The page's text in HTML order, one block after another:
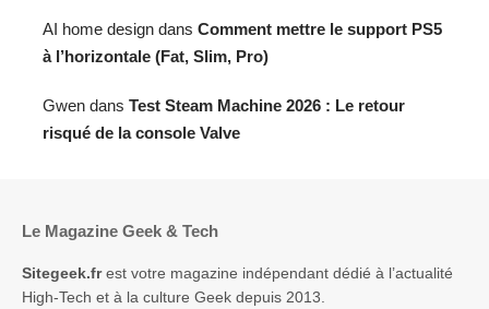
AI home design dans Comment mettre le support PS5
à l’horizontale (Fat, Slim, Pro)
Gwen dans Test Steam Machine 2026 : Le retour
risqué de la console Valve
Le Magazine Geek & Tech
Sitegeek.frest votre magazine indépendant dédié à l’actualité
High-Tech et à la culture Geek depuis 2013.